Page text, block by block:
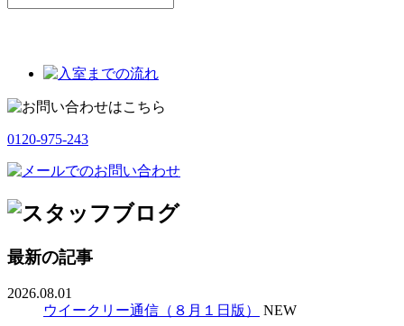
0120-975-243
最新の記事
2026.08.01
ウイークリー通信（８月１日版）
NEW